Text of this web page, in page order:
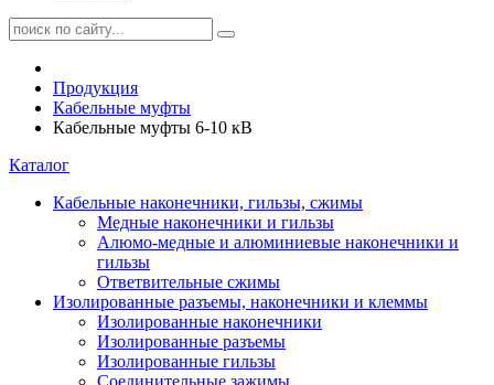
Продукция
Кабельные муфты
Кабельные муфты 6-10 кВ
Каталог
Кабельные наконечники, гильзы, сжимы
Медные наконечники и гильзы
Алюмо-медные и алюминиевые наконечники и
гильзы
Ответвительные сжимы
Изолированные разъемы, наконечники и клеммы
Изолированные наконечники
Изолированные разъемы
Изолированные гильзы
Соединительные зажимы